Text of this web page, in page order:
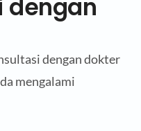
dengan
dengan dokter
mengalami